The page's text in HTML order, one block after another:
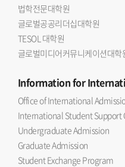
법학전문대학원
글로벌공공리더십대학원
TESOL 대학원
글로벌미디어커뮤니케이션대학
Informationfor
Office of International
International Student Support
Undergraduate Admission
Graduate Admission
Student Exchange Program